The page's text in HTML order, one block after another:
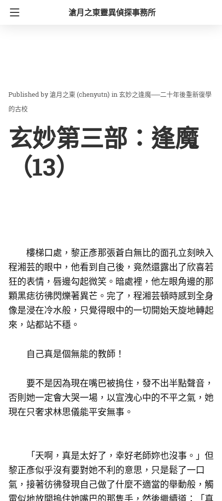
滄月之東靈異偵探事務所
滄月之東 (chenyutn) in玄妙之逢魔──二十年後重新復學
的古校
玄妙第三部：逢魔
（13）
樓梯口處，黎正彥那張蒼白無比的面孔立刻映入
程湘芸的眼中，他看到自己後，竟然還露出了欣喜若
狂的表情，唇邊勾起微笑。暗處裡，他左眼角邊的那
顆黑痣彷彿閃爍著異芒。完了，程湘芸頓時感到全身
像是浸在冷水般，只覺得眼中的一切開始天旋地轉起
來，站都站不穩。
自己真是個無能的教師！
要不是因為現在嘴巴被摀住，發不出半點聲音，
否則她一定會大哭一場，以宣洩心中的不平之氣，她
現在只奢求林思儀能平安無事。
「天啊，真是太好了，幸好老師妳也沒事。」但
黎正彥似乎沒有要對她不利的意思，只是鬆了一口
氣，接著彷彿發現自己做了什麼不適當的舉動般，觸
電似地放開摀住她嘴巴的那隻手，然後繼續道：「真